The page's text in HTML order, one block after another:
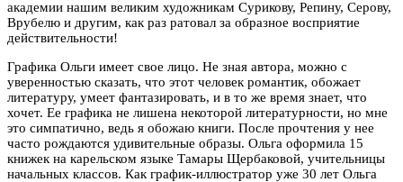
академии нашим великим художникам Сурикову, Репину, Серову,
Врубелю и другим, как раз ратовал за образное восприятие
действительности!
Графика Ольги имеет свое лицо. Не зная автора, можно с
уверенностью сказать, что этот человек романтик, обожает
литературу, умеет фантазировать, и в то же время знает, что
хочет. Ее графика не лишена некоторой литературности, но мне
это симпатично, ведь я обожаю книги. После прочтения у нее
часто рождаются удивительные образы. Ольга оформила 15
книжек на карельском языке Тамары Щербаковой, учительницы
начальных классов. Как график-иллюстратор уже 30 лет Ольга